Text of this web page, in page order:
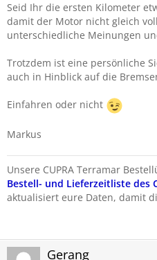
Seid Ihr die ersten Kilometer
damit der Motor nicht gleich
unterschiedliche Meinungen
Trotzdem ist eine persönliche
auch in Hinblick auf die
Einfahren oder nicht
Markus
Unsere CUPRA Terramar
Bestell- und Lieferzeitliste des
aktualisiert eure Daten, damit
Gerang